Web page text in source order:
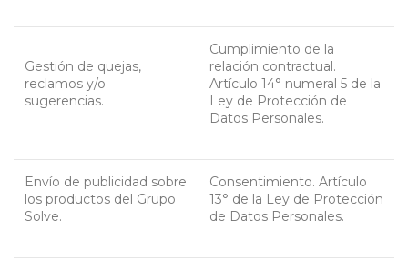
Gestión de quejas,
reclamos y/o
sugerencias.
Cumplimiento de la
relación contractual.
Artículo 14° numeral 5 de la
Ley de Protección de
Datos Personales.
Envío de publicidad sobre
los productos del Grupo
Solve.
Consentimiento. Artículo
13° de la Ley de Protección
de Datos Personales.